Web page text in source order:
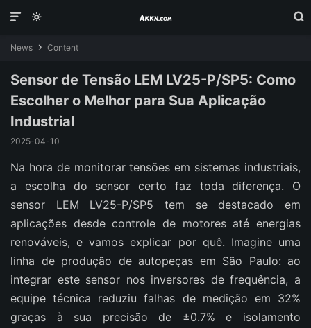



News  Content
Sensor de Tensão LEM LV25-P/SP5: Como
Escolher o Melhor para Sua Aplicação
Industrial
2025-04-10
Na hora de monitorar tensões em sistemas industriais,
a escolha do sensor certo faz toda diferença. O
sensor LEM LV25-P/SP5 tem se destacado em
aplicações desde controle de motores até energias
renováveis, e vamos explicar por quê. Imagine uma
linha de produção de autopeças em São Paulo: ao
integrar este sensor nos inversores de frequência, a
equipe técnica reduziu falhas de medição em 32%
graças à sua precisão de ±0.7% e isolamento